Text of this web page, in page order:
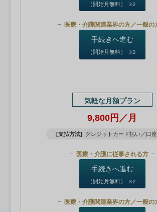
（開始月無料） ※2
医療・介護関連業界の方／一般の
手続きへ進む
（開始月無料） ※2
気軽な月額プラン
9,800円／月
[支払方法] クレジットカード払い／口
医療・介護に従事される方
手続きへ進む
（開始月無料） ※2
医療・介護関連業界の方／一般の